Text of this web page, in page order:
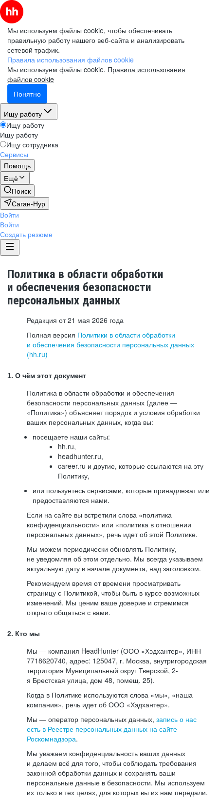
Мы используем файлы cookie, чтобы обеспечивать
правильную работу нашего веб-сайта и анализировать
сетевой трафик.
Правила использования файлов cookie
Мы используем файлы cookie. Правила использования
файлов cookie
Понятно
Ищу работу
Ищу работу
Ищу работу
Ищу сотрудника
Сервисы
Помощь
Ещё
Поиск
Саган-Нур
Войти
Войти
Создать резюме
Политика в области обработки
и обеспечения безопасности
персональных данных
Редакция от 21 мая 2026 года
Полная версия Политики в области обработки
и обеспечения безопасности персональных данных
(hh.ru)
1. О чём этот документ
Политика в области обработки и обеспечения
безопасности персональных данных (далее —
«Политика») объясняет порядок и условия обработки
ваших персональных данных, когда вы:
посещаете наши сайты:
hh.ru,
headhunter.ru,
career.ru и другие, которые ссылаются на эту
Политику,
или пользуетесь сервисами, которые принадлежат или
предоставляются нами.
Если на сайте вы встретили слова «политика
конфиденциальности» или «политика в отношении
персональных данных», речь идет об этой Политике.
Мы можем периодически обновлять Политику,
не уведомляя об этом отдельно. Мы всегда указываем
актуальную дату в начале документа, над заголовком.
Рекомендуем время от времени просматривать
страницу с Политикой, чтобы быть в курсе возможных
изменений. Мы ценим ваше доверие и стремимся
открыто общаться с вами.
2. Кто мы
Мы — компания HeadHunter (ООО «Хэдхантер», ИНН
7718620740, адрес: 125047, г. Москва, внутригородская
территория Муниципальный округ Тверской, 2-
я Брестская улица, дом 48, помещ. 25).
Когда в Политике используются слова «мы», «наша
компания», речь идет об ООО «Хэдхантер».
Мы — оператор персональных данных, запись о нас
есть в Реестре персональных данных на сайте
Роскомнадзора.
Мы уважаем конфиденциальность ваших данных
и делаем всё для того, чтобы соблюдать требования
законной обработки данных и сохранять ваши
персональные данные в безопасности. Мы используем
их только в тех целях, для которых вы их нам передали.